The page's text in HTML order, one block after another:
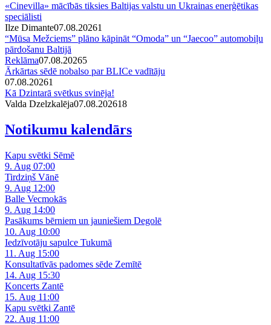
«Cinevilla» mācībās tiksies Baltijas valstu un Ukrainas enerģētikas
speciālisti
Ilze Dimante07.08.20261
“Mūsa Mežciems” plāno kāpināt “Omoda” un “Jaecoo” automobiļu
pārdošanu Baltijā
Reklāma07.08.20265
Ārkārtas sēdē nobalso par BLICe vadītāju
07.08.20261
Kā Dzintarā svētkus svinēja!
Valda Dzelzkalēja07.08.202618
Notikumu kalendārs
Kapu svētki Sēmē
9. Aug 07:00
Tirdziņš Vānē
9. Aug 12:00
Balle Vecmokās
9. Aug 14:00
Pasākums bērniem un jauniešiem Degolē
10. Aug 10:00
Iedzīvotāju sapulce Tukumā
11. Aug 15:00
Konsultatīvās padomes sēde Zemītē
14. Aug 15:30
Koncerts Zantē
15. Aug 11:00
Kapu svētki Zantē
22. Aug 11:00